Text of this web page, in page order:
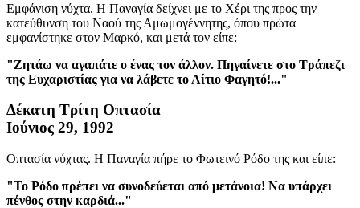
Εμφάνιση νύχτα. Η Παναγία δείχνει με το Χέρι της προς την
κατεύθυνση του Ναού της Αμωμογέννητης, όπου πρώτα
εμφανίστηκε στον Μαρκό, και μετά τον είπε:
"Ζητάω να αγαπάτε ο ένας τον άλλον. Πηγαίνετε στο Τράπεζι
της Ευχαριστίας για να λάβετε το Αίτιο Φαγητό!..."
Δέκατη Τρίτη Οπτασία
Ιούνιος 29, 1992
Οπτασία νύχτας. Η Παναγία πήρε το Φωτεινό Ρόδο της και είπε:
"Το Ρόδο πρέπει να συνοδεύεται από μετάνοια! Να υπάρχει
πένθος στην καρδιά..."